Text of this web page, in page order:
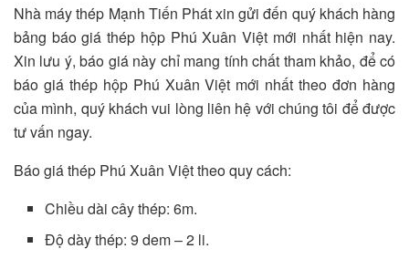
Nhà máy thép Mạnh Tiến Phát xin gửi đến quý khách hàng
bảng báo giá thép hộp Phú Xuân Việt mới nhất hiện nay.
Xin lưu ý, báo giá này chỉ mang tính chất tham khảo, để có
báo giá thép hộp Phú Xuân Việt mới nhất theo đơn hàng
của mình, quý khách vui lòng liên hệ với chúng tôi để được
tư vấn ngay.
Báo giá thép Phú Xuân Việt theo quy cách:
Chiều dài cây thép: 6m.
Độ dày thép: 9 dem – 2 li.